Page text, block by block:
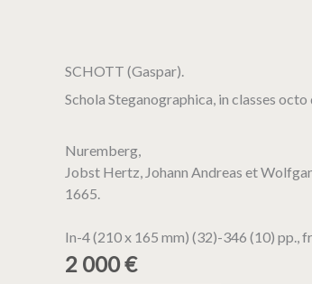
SCHOTT (Gaspar).
Schola Steganographica, in classes
Nuremberg,
Jobst Hertz, Johann Andreas et
1665.
In-4 (210 x 165 mm) (32)-346 (10) pp.,
2 000€